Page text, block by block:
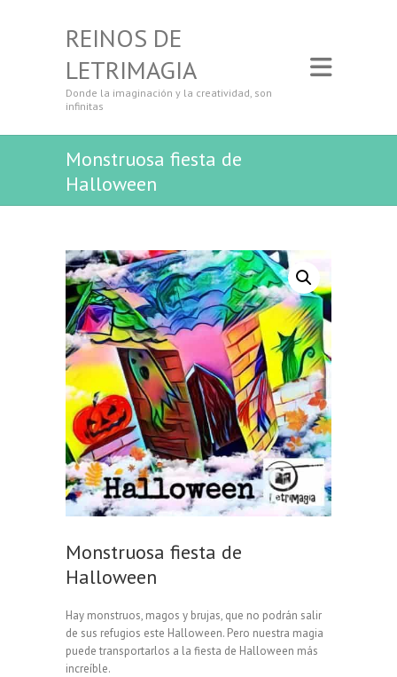
REINOS DE
LETRIMAGIA
Donde la imaginación y la creatividad, son
infinitas
Monstruosa fiesta de
Halloween
Monstruosa fiesta de
Halloween
Hay monstruos, magos y brujas, que no podrán salir
de sus refugios este Halloween. Pero nuestra magia
puede transportarlos a la fiesta de Halloween más
increíble.